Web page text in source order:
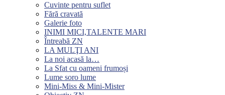
Cuvinte pentru suflet
Fără cravată
Galerie foto
INIMI MICI,TALENTE MARI
Întreabă ZN
LA MULŢI ANI
La noi acasă la…
La Sfat cu oameni frumoși
Lume soro lume
Mini-Miss & Mini-Mister